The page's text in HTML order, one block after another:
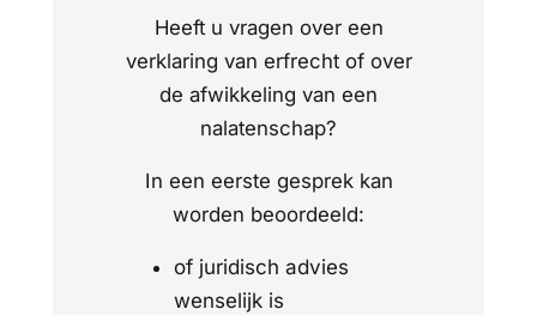
Heeft u vragen over een
verklaring van erfrecht of over
de afwikkeling van een
nalatenschap?
In een eerste gesprek kan
worden beoordeeld:
of juridisch advies
wenselijk is